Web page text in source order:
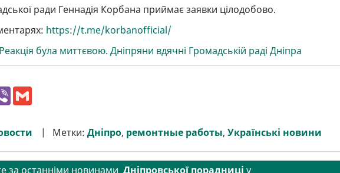
ради Геннадія Корбана приймає заявки цілодобово.
https://t.me/korbanofficial/
Реакція була миттєвою. Дніпряни вдячні Громадській раді Дніпра
V
r Метки: Дніпро, ремонтные работы, Українські новини
за останніми новинами Дніпровської порадниці у